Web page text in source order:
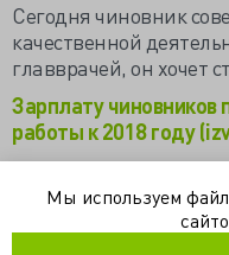
Сегодня чиновник
качественной
главврачей, он хочет
Зарплату чиновников
работы к 2018 году
Минздрав посвятит
качества управления
СМИ: Чиновников
Мы используем